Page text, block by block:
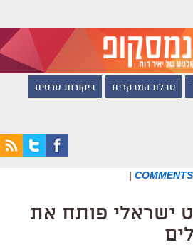
טבלת המבקרים ביקורות סרטים
|
ישראלי פותח את